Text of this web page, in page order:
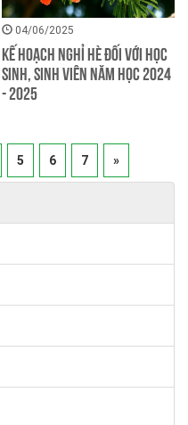
04/06/2025
Kế hoạch nghỉ hè đối với học
sinh, sinh viên năm học 2024
- 2025
5 6 7 »